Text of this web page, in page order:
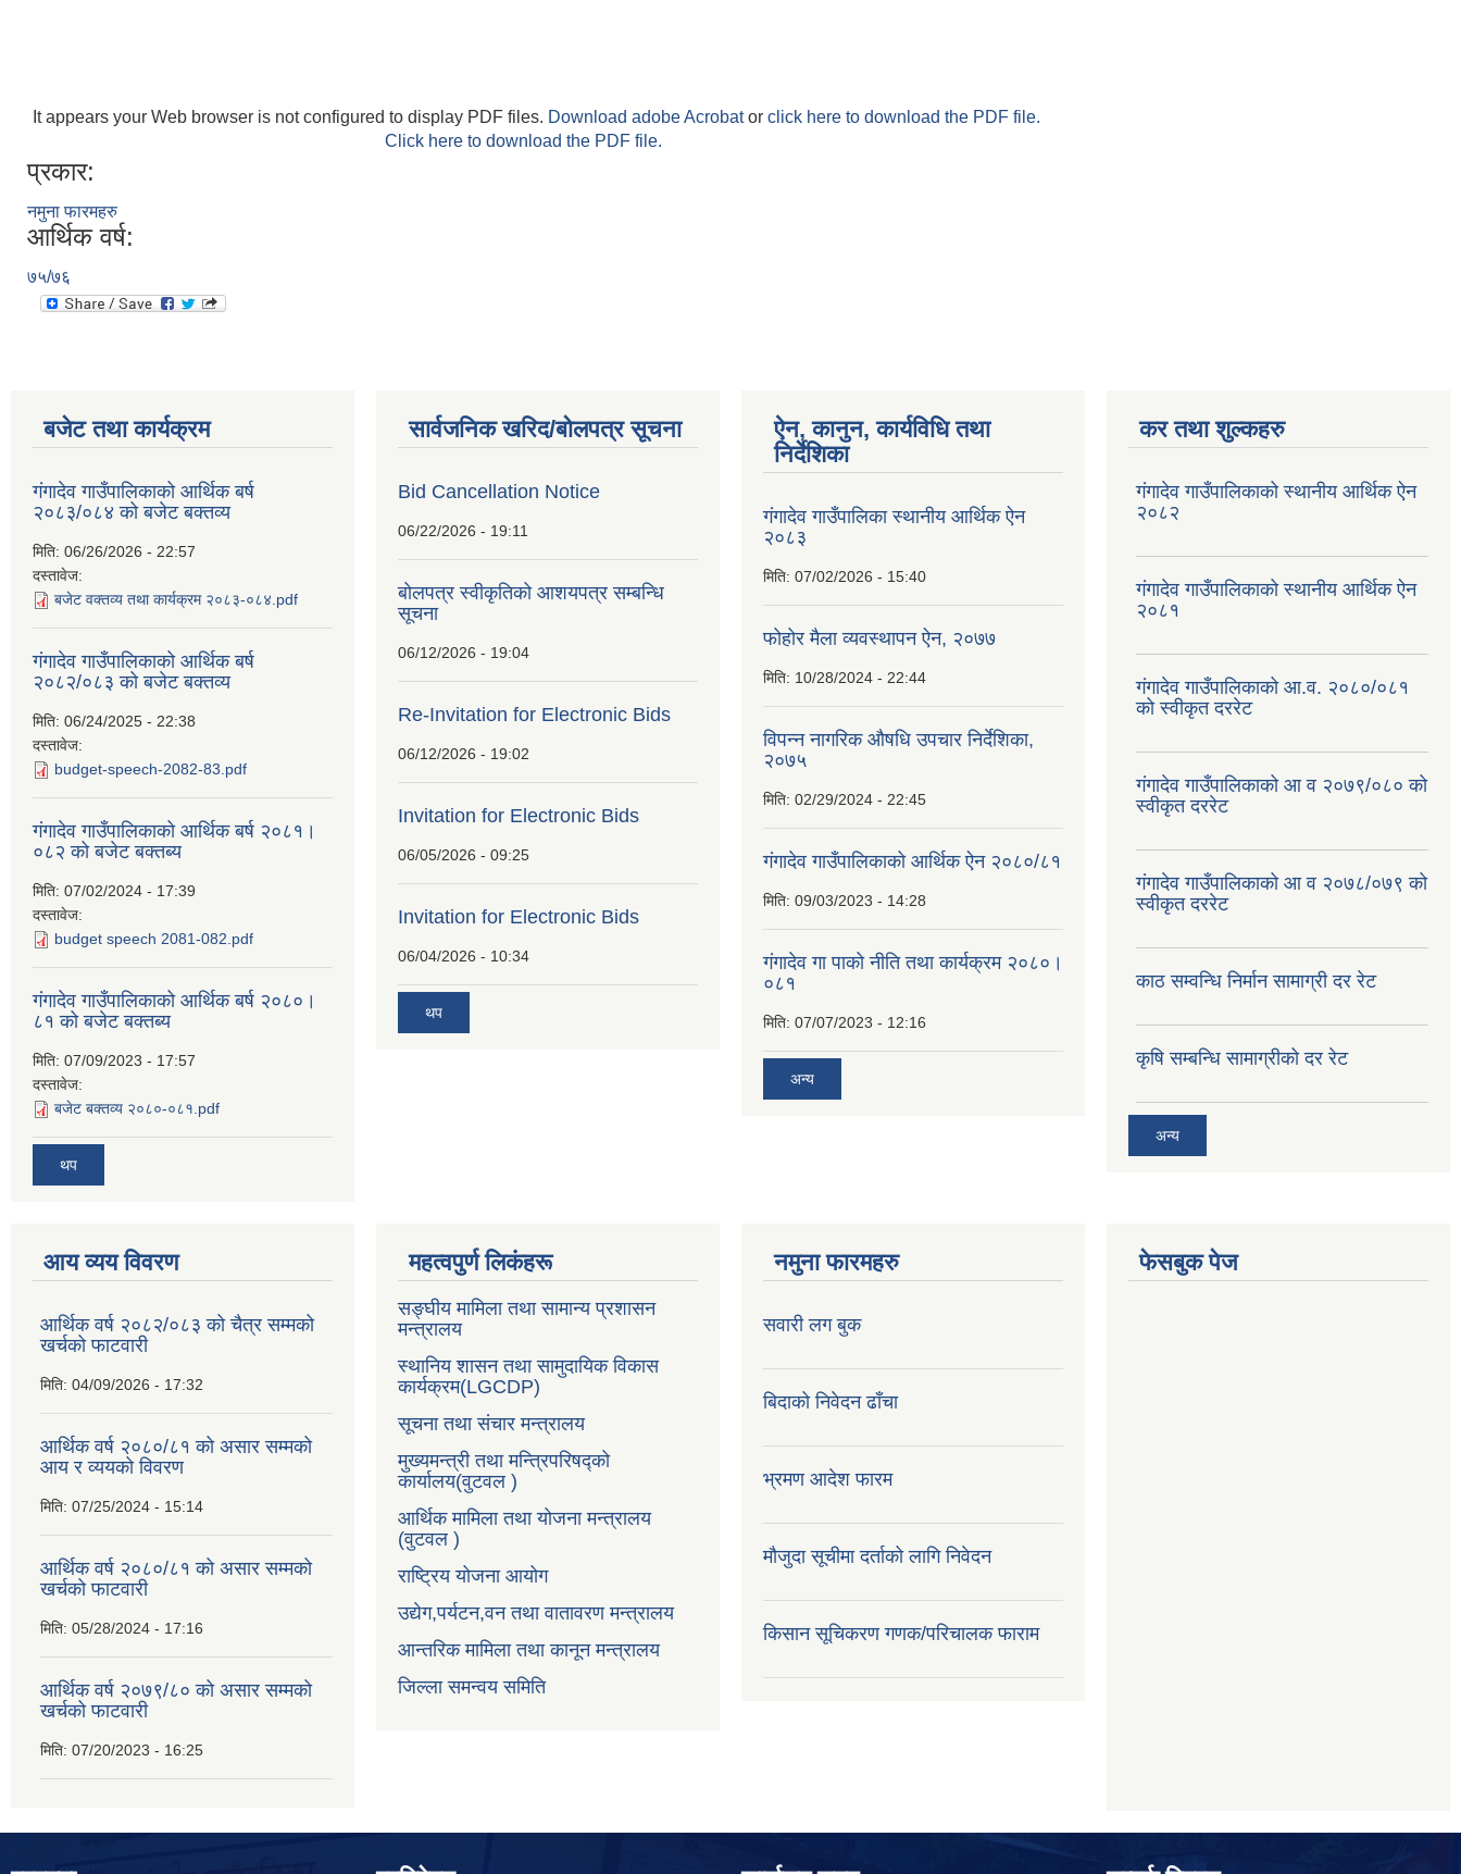
It appears your Web browser is not configured to display PDF files. Download adobe Acrobator click here to download the PDF file.
Click here to download the PDF file.
प्रकार:
नमुना फारमहरु
आर्थिक वर्ष:
७५/७६
बजेट तथा कार्यक्रम
गंगादेव गाउँपालिकाको आर्थिक बर्ष
२०८३/०८४ को बजेट बक्तव्य
मिति: 06/26/2026 - 22:57
दस्तावेज:
बजेट वक्तव्य तथा कार्यक्रम २०८३-०८४.pdf
गंगादेव गाउँपालिकाको आर्थिक बर्ष
२०८२/०८३ को बजेट बक्तव्य
मिति: 06/24/2025 - 22:38
दस्तावेज:
budget-speech-2082-83.pdf
गंगादेव गाउँपालिकाको आर्थिक बर्ष २०८१।
०८२ को बजेट बक्तब्य
मिति: 07/02/2024 - 17:39
दस्तावेज:
budget speech 2081-082.pdf
गंगादेव गाउँपालिकाको आर्थिक बर्ष २०८०।
८१ को बजेट बक्तब्य
मिति: 07/09/2023 - 17:57
दस्तावेज:
बजेट बक्तव्य २०८०-०८१.pdf
थप
सार्वजनिक खरिद/बोलपत्र सूचना
Bid Cancellation Notice
06/22/2026 - 19:11
बोलपत्र स्वीकृतिको आशयपत्र सम्बन्धि
सूचना
06/12/2026 - 19:04
Re-Invitation for Electronic Bids
06/12/2026 - 19:02
Invitation for Electronic Bids
06/05/2026 - 09:25
Invitation for Electronic Bids
06/04/2026 - 10:34
थप
ऐन, कानुन, कार्यविधि तथा
निर्देशिका
गंगादेव गाउँपालिका स्थानीय आर्थिक ऐन
२०८३
मिति: 07/02/2026 - 15:40
फोहोर मैला व्यवस्थापन ऐन, २०७७
मिति: 10/28/2024 - 22:44
विपन्न नागरिक औषधि उपचार निर्देशिका,
२०७५
मिति: 02/29/2024 - 22:45
गंगादेव गाउँपालिकाको आर्थिक ऐन २०८०/८१
मिति: 09/03/2023 - 14:28
गंगादेव गा पाको नीति तथा कार्यक्रम २०८०।
०८१
मिति: 07/07/2023 - 12:16
अन्य
कर तथा शुल्कहरु
गंगादेव गाउँपालिकाको स्थानीय आर्थिक ऐन
२०८२
गंगादेव गाउँपालिकाको स्थानीय आर्थिक ऐन
२०८१
गंगादेव गाउँपालिकाको आ.व. २०८०/०८१
को स्वीकृत दररेट
गंगादेव गाउँपालिकाको आ व २०७९/०८० को
स्वीकृत दररेट
गंगादेव गाउँपालिकाको आ व २०७८/०७९ को
स्वीकृत दररेट
काठ सम्वन्धि निर्मान सामाग्री दर रेट
कृषि सम्बन्धि सामाग्रीको दर रेट
अन्य
आय व्यय विवरण
आर्थिक वर्ष २०८२/०८३ को चैत्र सम्मको
खर्चको फाटवारी
मिति: 04/09/2026 - 17:32
आर्थिक वर्ष २०८०/८१ को असार सम्मको
आय र व्ययको विवरण
मिति: 07/25/2024 - 15:14
आर्थिक वर्ष २०८०/८१ को असार सम्मको
खर्चको फाटवारी
मिति: 05/28/2024 - 17:16
आर्थिक वर्ष २०७९/८० को असार सम्मको
खर्चको फाटवारी
मिति: 07/20/2023 - 16:25
महत्वपुर्ण लिकंहरू
सङ्घीय मामिला तथा सामान्य प्रशासन
मन्त्रालय
स्थानिय शासन तथा सामुदायिक विकास
कार्यक्रम(LGCDP)
सूचना तथा संचार मन्त्रालय
मुख्यमन्त्री तथा मन्त्रिपरिषद्को
कार्यालय(वुटवल )
आर्थिक मामिला तथा योजना मन्त्रालय
(वुटवल )
राष्ट्रिय योजना आयोग
उद्येग,पर्यटन,वन तथा वातावरण मन्त्रालय
आन्तरिक मामिला तथा कानून मन्त्रालय
जिल्ला समन्वय समिति
नमुना फारमहरु
सवारी लग बुक
बिदाको निवेदन ढाँचा
भ्रमण आदेश फारम
मौजुदा सूचीमा दर्ताको लागि निवेदन
किसान सूचिकरण गणक/परिचालक फाराम
फेसबुक पेज